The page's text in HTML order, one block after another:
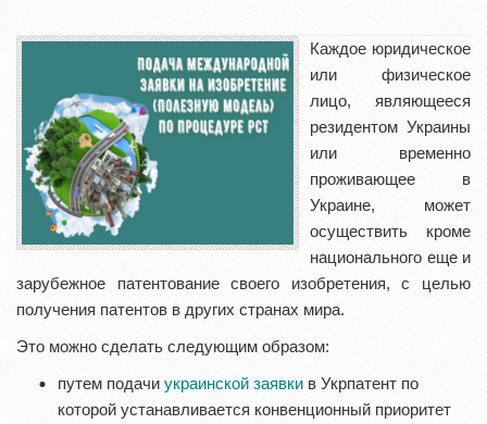
Каждое юридическое
или физическое
лицо, являющееся
резидентом Украины
или временно
проживающее в
Украине, может
осуществить кроме
национального еще и
зарубежное патентование своего изобретения, с целью
получения патентов в других странах мира.
Это можно сделать следующим образом:
путем подачи украинской заявкив Укрпатент по
которой устанавливается конвенционный приоритет